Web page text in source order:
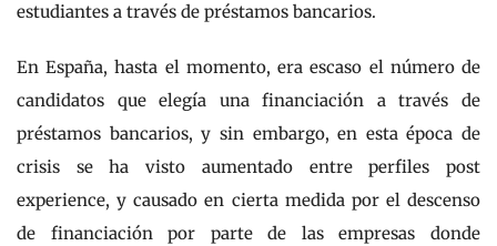
estudiantes a través de préstamos bancarios.
En España, hasta el momento, era escaso el número de
candidatos que elegía una financiación a través de
préstamos bancarios, y sin embargo, en esta época de
crisis se ha visto aumentado entre perfiles post
experience, y causado en cierta medida por el descenso
de financiación por parte de las empresas donde